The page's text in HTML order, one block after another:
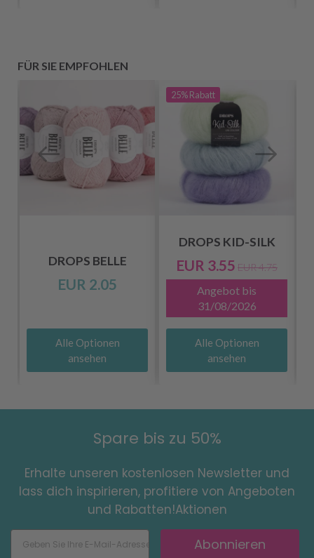
FÜR SIE EMPFOHLEN
DROPS BELLE
EUR 2.05
Alle Optionen
ansehen
25%Rabatt
DROPS KID-SILK
EUR 3.55 EUR 4.75
Angebot bis
31/08/2026
Alle Optionen
ansehen
Spare bis zu 50%
Erhalte unseren kostenlosen Newsletter und
lass dich inspirieren, profitiere von Angeboten
und Rabatten!Aktionen
Abonnieren